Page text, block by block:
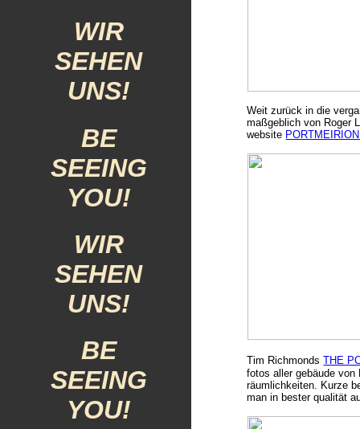
WIR
SEHEN
UNS!
BE
SEEING
YOU!
WIR
SEHEN
UNS!
BE
SEEING
YOU!
Weit zurück in die
maßgeblich von Roger
website
Tim RichmondsTHE
fotos aller gebäude von
räumlichkeiten. Kurze
man in bester qualität